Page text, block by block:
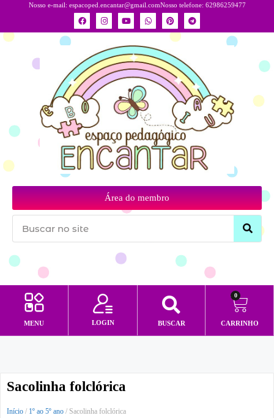
Nosso e-mail: espacoped.encantar@gmail.comNosso telefone: 62986259477
Área do membro
MENU LOGIN BUSCAR
0
CARRINHO
Sacolinha folclórica
Início / 1º ao 5º ano / Sacolinha folclórica